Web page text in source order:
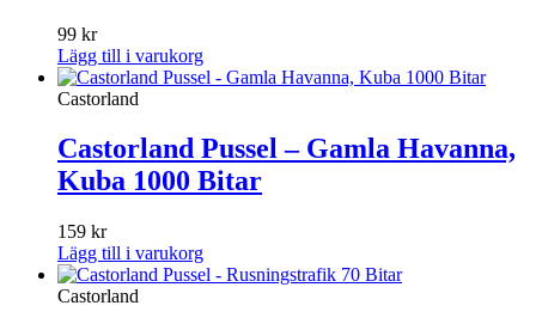
99 kr
Lägg till i varukorg
Castorland
Castorland Pussel – Gamla Havanna,
Kuba 1000 Bitar
159 kr
Lägg till i varukorg
Castorland